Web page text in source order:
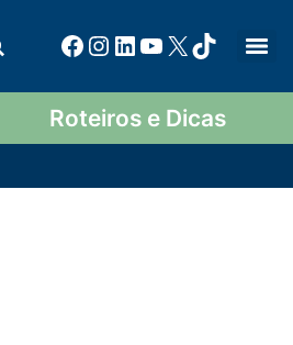
Roteiros e Dicas